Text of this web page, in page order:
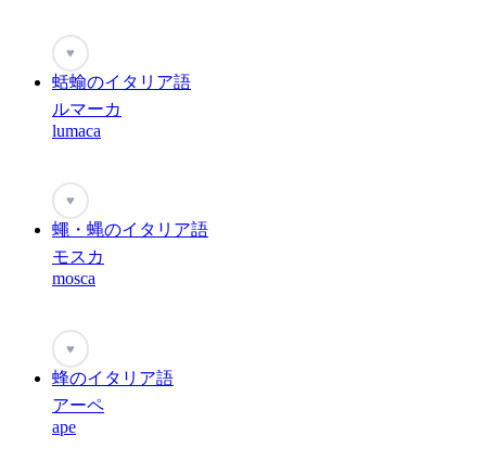
♥
蛞蝓のイタリア語
ルマーカ
lumaca
♥
蠅・蝿のイタリア語
モスカ
mosca
♥
蜂のイタリア語
アーペ
ape